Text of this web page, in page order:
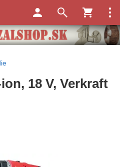
18 V, Verkraft